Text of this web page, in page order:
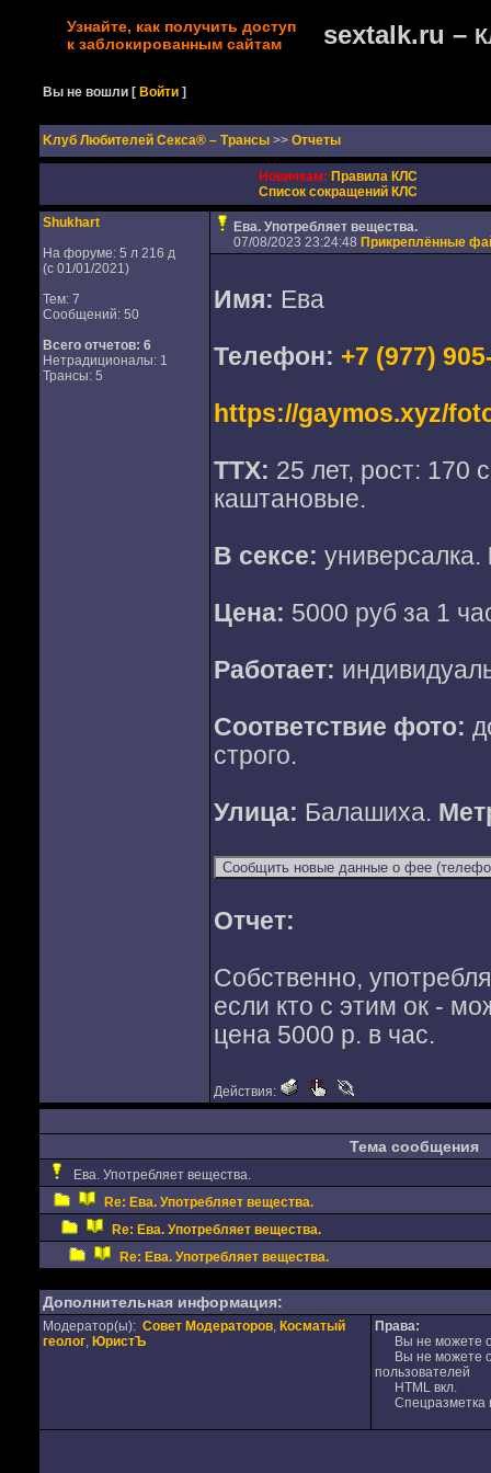
Узнайте, как получить доступ
к заблокированным сайтам
sextalk.ru –
Вы не вошли [Войти ]
Kлуб Любителей Секса® – Трансы >> Отчеты
Новичкам: Правила КЛС
Список сокращений КЛС
Shukhart
На форуме: 5 л 216 д
(с 01/01/2021)
Тем: 7
Сообщений: 50
Всего отчетов: 6
Нетрадиционалы: 1
Трансы: 5
Ева. Употребляет вещества.
07/08/2023 23:24:48 Прикреплённые
Имя: Ева
Телефон: +7 (977)
https://gaymos.xyz/
ТТХ: 25 лет, рост: 170
каштановые.
В сексе: универсалка.
Цена: 5000 руб за 1
Работает:
Соответствие фото:
строго.
Улица: Балашиха.
Отчет:
Собственно,
если кто с этим ок -
цена 5000 р. в час.
Действия:
Тема сообщения
Ева. Употребляет вещества.
Re: Ева. Употребляет вещества.
Re: Ева. Употребляет вещества.
Re: Ева. Употребляет вещества.
Дополнительная информация:
Модератор(ы): Совет Модераторов, Косматый
геолог, ЮристЪ
Права:
Вы не можете
Вы не можете
пользователей
HTML вкл.
Спецразметка